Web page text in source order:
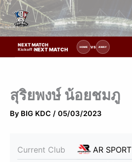
Skip
to
content
NEXT MATCH
Kickoff :NEXT MATCH HOME VS AWAY
ยการแข่งขัน | รอระบุวันแข่งขัน | รอข้อมูลทีมแข่งขัน
สุริยพงษ์ น้อยชมภู
By BIG KDC / 05/03/2023
Current Club
AR SPORT